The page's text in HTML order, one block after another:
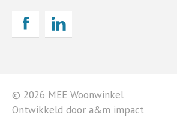
© 2026 MEE Woonwinkel
Ontwikkeld door a&m impact